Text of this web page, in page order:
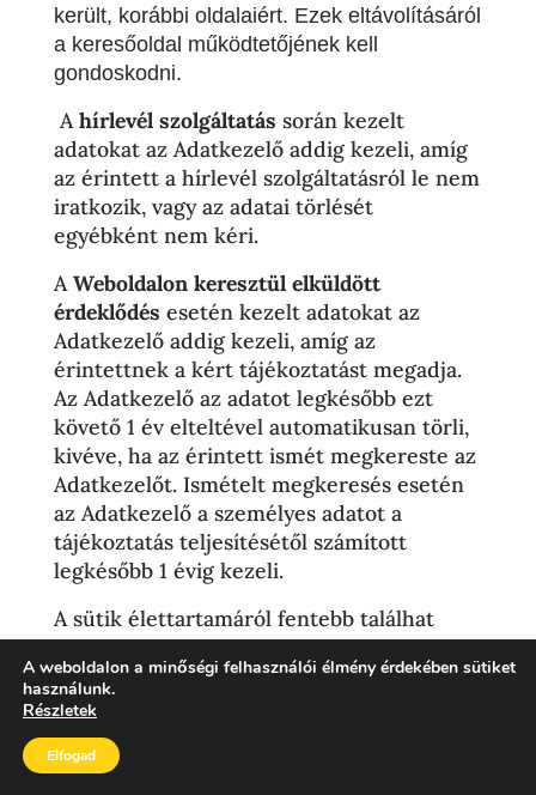
került, korábbi oldalaiért. Ezek eltávolításáról
a keresőoldal működtetőjének kell
gondoskodni.
Ahírlevél szolgáltatás során kezelt
adatokat az Adatkezelő addig kezeli, amíg
az érintett a hírlevél szolgáltatásról le nem
iratkozik, vagy az adatai törlését
egyébként nem kéri.
AWeboldalon keresztül elküldött
érdeklődés esetén kezelt adatokat az
Adatkezelő addig kezeli, amíg az
érintettnek a kért tájékoztatást megadja.
Az Adatkezelő az adatot legkésőbb ezt
követő 1 év elteltével automatikusan törli,
kivéve, ha az érintett ismét megkereste az
Adatkezelőt. Ismételt megkeresés esetén
az Adatkezelő a személyes adatot a
tájékoztatás teljesítésétől számított
legkésőbb 1 évig kezeli.
A sütik élettartamáról fentebb találhat
tájékoztatást. A Facebookon a Weboldal
„kedvelt”-ként való megjelölése, illetve
feliratkozás esetén az adatkezelés az
érintett törlési kérelméig tart (leiratkozás,
megjelölés visszavonása).
A weboldalon a minőségi felhasználói élmény érdekében sütiket
használunk.
Részletek
Elfogad